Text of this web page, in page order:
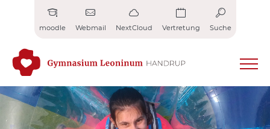
moodle Webmail NextCloud Vertretung Suche